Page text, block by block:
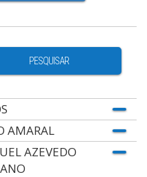
PESQUISAR
AMARAL
AZEVEDO